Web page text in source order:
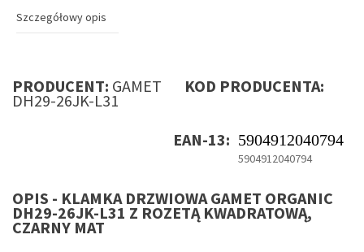
Szczegółowy opis
PRODUCENT: GAMET KOD PRODUCENTA:
DH29-26JK-L31
EAN-13: 5904912040794
5904912040794
OPIS - KLAMKA DRZWIOWA GAMET ORGANIC
DH29-26JK-L31 Z ROZETĄ KWADRATOWĄ,
CZARNY MAT